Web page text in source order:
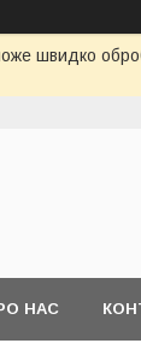
швидко
НАС